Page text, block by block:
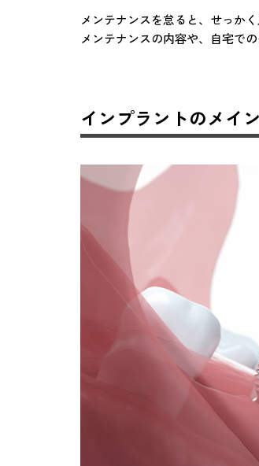
メンテナンスを怠ると、せっか
メンテナンスの内容や、自宅で
インプラントのメイ